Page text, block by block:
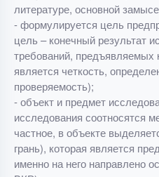
литературе, основной
- формулируется цель
цель – конечный результат
требований, предъявляемых
является четкость,
проверяемость);
- объект и предмет
исследования соотносятся
частное, в объекте
грань), которая является
именно на него направлено